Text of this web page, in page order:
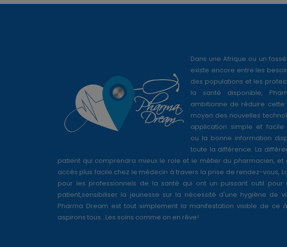
Dans une Afrique ou un
existe encore entre les
des populations et les
la santé disponible,
ambitionne de réduire cette
moyen des nouvelles
application simple et facile
ou la bonne information
toute la différence. La
patient qui comprendra mieux le role et le métier du pharmacien, et
accès plus facile chez le médecin à travers la prise de rendez-vous,
pour les professionnels de la santé qui ont un puissant outil pour
patient,sensibiliser la jeunesse sur la nécessité d'une hygiène de
Pharma Dream est tout simplement la manifestation visible de ce
aspirons tous...Les soins comme on en rêve!